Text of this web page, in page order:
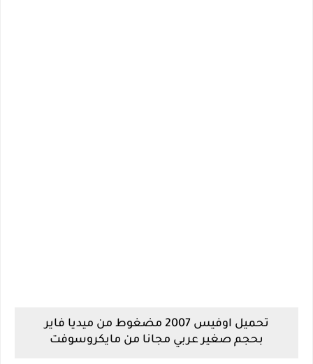
تحميل اوفيس 2007 مضغوط من ميديا فاير
بحجم صغير عربي مجانا من مايكروسوفت